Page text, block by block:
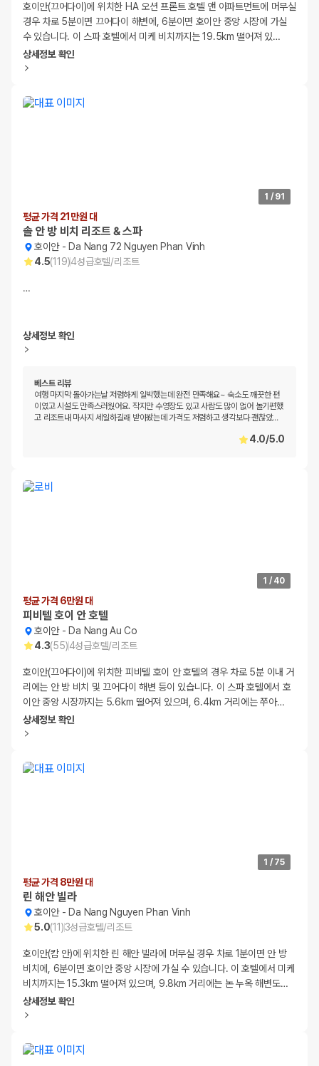
호이안(끄어다이)에 위치한 HA 오션 프론트 호텔 앤 아파트먼트에 머무실
경우 차로 5분이면 끄어다이 해변에, 6분이면 호이안 중앙 시장에 가실
수 있습니다. 이 스파 호텔에서 미케 비치까지는 19.5km 떨어져 있…
상세정보 확인
1 / 91
평균 가격 21만원 대
솔 안 방 비치 리조트 & 스파
호이안- Da Nang 72 Nguyen Phan Vinh
4.5(119)4성급호텔/리조트
…
상세정보 확인
베스트 리뷰
여행 마지막 돌아가는날 저렴하게 일박했는데 완전 만족해요~ 숙소도 깨끗한 편
이였고 시설도 만족스러웠어요. 작지만 수영장도 있고 사람도 많이 없어 놀기편했
고 리조트내 마사지 세일하길래 받아봤는데 가격도 저렴하고 생각보다 괜찮았…
4.0/5.0
1 / 40
평균 가격 6만원 대
피비텔 호이 안 호텔
호이안- Da Nang Au Co
4.3(55)4성급호텔/리조트
호이안(끄어다이)에 위치한 피비텔 호이 안 호텔의 경우 차로 5분 이내 거
리에는 안 방 비치 및 끄어다이 해변 등이 있습니다. 이 스파 호텔에서 호
이안 중앙 시장까지는 5.6km 떨어져 있으며, 6.4km 거리에는 쭈아…
상세정보 확인
1 / 75
평균 가격 8만원 대
린 해안 빌라
호이안- Da Nang Nguyen Phan Vinh
5.0(11)3성급호텔/리조트
호이안(캄 안)에 위치한 린 해안 빌라에 머무실 경우 차로 1분이면 안 방
비치에, 6분이면 호이안 중앙 시장에 가실 수 있습니다. 이 호텔에서 미케
비치까지는 15.3km 떨어져 있으며, 9.8km 거리에는 논 누옥 해변도…
상세정보 확인